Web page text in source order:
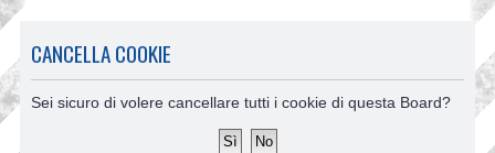
CANCELLA COOKIE
Sei sicuro di volere cancellare tutti i cookie di questa Board?